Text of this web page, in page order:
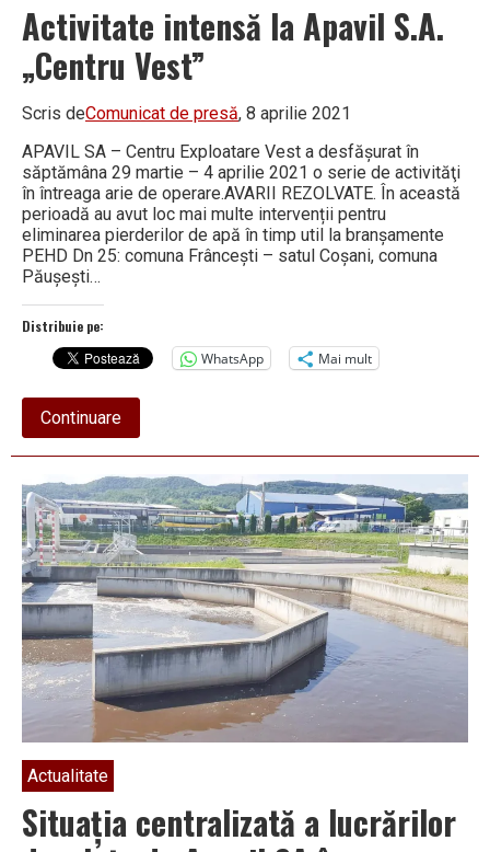
Activitate intensă la Apavil S.A.
„Centru Vest”
Scris deComunicat de presă, 8 aprilie 2021
APAVIL SA – Centru Exploatare Vest a desfăşurat în
săptămâna 29 martie – 4 aprilie 2021 o serie de activităţi
în întreaga arie de operare.AVARII REZOLVATE. În această
perioadă au avut loc mai multe intervenții pentru
eliminarea pierderilor de apă în timp util la branșamente
PEHD Dn 25: comuna Frâncești – satul Coșani, comuna
Păușești…
Distribuie pe:
WhatsApp
Mai mult
Continuareabout
Activitate
intensă
Apavil
S.A.
„Centru
Vest”
Actualitate
Situaţia centralizată a lucrărilor